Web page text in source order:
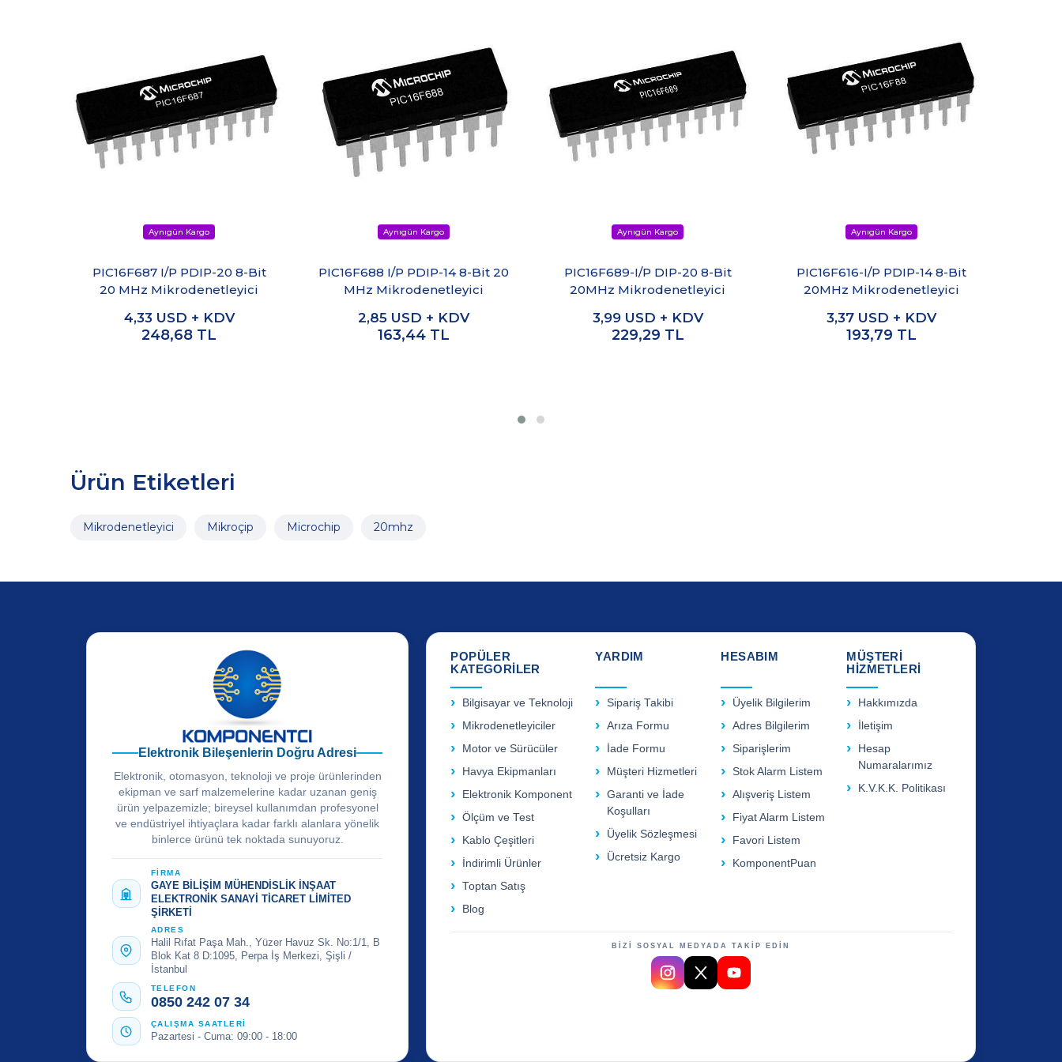
PIC16F687 I/P PDIP-20 8-Bit
20 MHz Mikrodenetleyici
4,33 USD + KDV
248,68 TL
PIC16F688 I/P PDIP-14 8-Bit 20
MHz Mikrodenetleyici
2,85 USD + KDV
163,44 TL
PIC16F689-I/P DIP-20 8-Bit
20MHz Mikrodenetleyici
3,99 USD + KDV
229,29 TL
PIC16F616-I/P PDIP-14 8-Bit
20MHz Mikrodenetleyici
3,37 USD + KDV
193,79 TL
Ürün Etiketleri
Mikrodenetleyici Mikroçip Microchip 20mhz
Elektronik Bileşenlerin Doğru Adresi
Elektronik, otomasyon, teknoloji ve proje ürünlerinden
ekipman ve sarf malzemelerine kadar uzanan geniş
ürün yelpazemizle; bireysel kullanımdan profesyonel
ve endüstriyel ihtiyaçlara kadar farklı alanlara yönelik
binlerce ürünü tek noktada sunuyoruz.
FİRMA
GAYE BİLİŞİM MÜHENDİSLİK İNŞAAT
ELEKTRONİK SANAYİ TİCARET LİMİTED
ŞİRKETİ
ADRES
Halil Rıfat Paşa Mah., Yüzer Havuz Sk. No:1/1, B
Blok Kat 8 D:1095, Perpa İş Merkezi, Şişli /
İstanbul
TELEFON
0850 242 07 34
ÇALIŞMA SAATLERİ
Pazartesi - Cuma: 09:00 - 18:00
POPÜLER
KATEGORİLER
Bilgisayar ve Teknoloji
Mikrodenetleyiciler
Motor ve Sürücüler
Havya Ekipmanları
Elektronik Komponent
Ölçüm ve Test
Kablo Çeşitleri
İndirimli Ürünler
Toptan Satış
Blog
YARDIM
Sipariş Takibi
Arıza Formu
İade Formu
Müşteri Hizmetleri
Garanti ve İade
Koşulları
Üyelik Sözleşmesi
Ücretsiz Kargo
HESABIM
Üyelik Bilgilerim
Adres Bilgilerim
Siparişlerim
Stok Alarm Listem
Alışveriş Listem
Fiyat Alarm Listem
Favori Listem
KomponentPuan
MÜŞTERİ
HİZMETLERİ
Hakkımızda
İletişim
Hesap
Numaralarımız
K.V.K.K. Politikası
BİZİ SOSYAL MEDYADA TAKİP EDİN